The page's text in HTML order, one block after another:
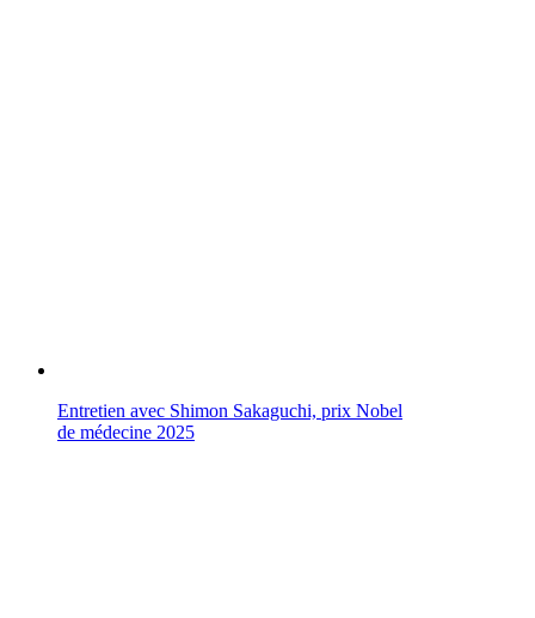
Entretien avec Shimon Sakaguchi, prix Nobel
de médecine 2025